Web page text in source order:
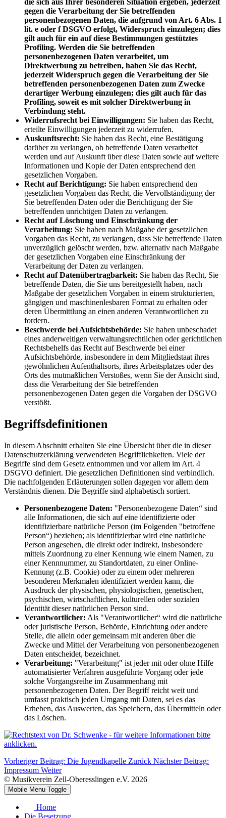
die sich aus Ihrer besonderen Situation ergeben, jederzeit
gegen die Verarbeitung der Sie betreffenden
personenbezogenen Daten, die aufgrund von Art. 6 Abs. 1
lit. e oder f DSGVO erfolgt, Widerspruch einzulegen; dies
gilt auch für ein auf diese Bestimmungen gestütztes
Profiling. Werden die Sie betreffenden
personenbezogenen Daten verarbeitet, um
Direktwerbung zu betreiben, haben Sie das Recht,
jederzeit Widerspruch gegen die Verarbeitung der Sie
betreffenden personenbezogenen Daten zum Zwecke
derartiger Werbung einzulegen; dies gilt auch für das
Profiling, soweit es mit solcher Direktwerbung in
Verbindung steht.
Widerrufsrecht bei Einwilligungen: Sie haben das Recht,
erteilte Einwilligungen jederzeit zu widerrufen.
Auskunftsrecht: Sie haben das Recht, eine Bestätigung
darüber zu verlangen, ob betreffende Daten verarbeitet
werden und auf Auskunft über diese Daten sowie auf weitere
Informationen und Kopie der Daten entsprechend den
gesetzlichen Vorgaben.
Recht auf Berichtigung: Sie haben entsprechend den
gesetzlichen Vorgaben das Recht, die Vervollständigung der
Sie betreffenden Daten oder die Berichtigung der Sie
betreffenden unrichtigen Daten zu verlangen.
Recht auf Löschung und Einschränkung der
Verarbeitung: Sie haben nach Maßgabe der gesetzlichen
Vorgaben das Recht, zu verlangen, dass Sie betreffende Daten
unverzüglich gelöscht werden, bzw. alternativ nach Maßgabe
der gesetzlichen Vorgaben eine Einschränkung der
Verarbeitung der Daten zu verlangen.
Recht auf Datenübertragbarkeit: Sie haben das Recht, Sie
betreffende Daten, die Sie uns bereitgestellt haben, nach
Maßgabe der gesetzlichen Vorgaben in einem strukturierten,
gängigen und maschinenlesbaren Format zu erhalten oder
deren Übermittlung an einen anderen Verantwortlichen zu
fordern.
Beschwerde bei Aufsichtsbehörde: Sie haben unbeschadet
eines anderweitigen verwaltungsrechtlichen oder gerichtlichen
Rechtsbehelfs das Recht auf Beschwerde bei einer
Aufsichtsbehörde, insbesondere in dem Mitgliedstaat ihres
gewöhnlichen Aufenthaltsorts, ihres Arbeitsplatzes oder des
Orts des mutmaßlichen Verstoßes, wenn Sie der Ansicht sind,
dass die Verarbeitung der Sie betreffenden
personenbezogenen Daten gegen die Vorgaben der DSGVO
verstößt.
Begriffsdefinitionen
In diesem Abschnitt erhalten Sie eine Übersicht über die in dieser
Datenschutzerklärung verwendeten Begrifflichkeiten. Viele der
Begriffe sind dem Gesetz entnommen und vor allem im Art. 4
DSGVO definiert. Die gesetzlichen Definitionen sind verbindlich.
Die nachfolgenden Erläuterungen sollen dagegen vor allem dem
Verständnis dienen. Die Begriffe sind alphabetisch sortiert.
Personenbezogene Daten: "Personenbezogene Daten“ sind
alle Informationen, die sich auf eine identifizierte oder
identifizierbare natürliche Person (im Folgenden "betroffene
Person“) beziehen; als identifizierbar wird eine natürliche
Person angesehen, die direkt oder indirekt, insbesondere
mittels Zuordnung zu einer Kennung wie einem Namen, zu
einer Kennnummer, zu Standortdaten, zu einer Online-
Kennung (z.B. Cookie) oder zu einem oder mehreren
besonderen Merkmalen identifiziert werden kann, die
Ausdruck der physischen, physiologischen, genetischen,
psychischen, wirtschaftlichen, kulturellen oder sozialen
Identität dieser natürlichen Person sind.
Verantwortlicher: Als "Verantwortlicher“ wird die natürliche
oder juristische Person, Behörde, Einrichtung oder andere
Stelle, die allein oder gemeinsam mit anderen über die
Zwecke und Mittel der Verarbeitung von personenbezogenen
Daten entscheidet, bezeichnet.
Verarbeitung: "Verarbeitung" ist jeder mit oder ohne Hilfe
automatisierter Verfahren ausgeführte Vorgang oder jede
solche Vorgangsreihe im Zusammenhang mit
personenbezogenen Daten. Der Begriff reicht weit und
umfasst praktisch jeden Umgang mit Daten, sei es das
Erheben, das Auswerten, das Speichern, das Übermitteln oder
das Löschen.
Vorheriger Beitrag: Die Jugendkapelle Zurück Nächster Beitrag:
Impressum Weiter
© Musikverein Zell-Oberesslingen e.V. 2026
Mobile Menu Toggle
Home